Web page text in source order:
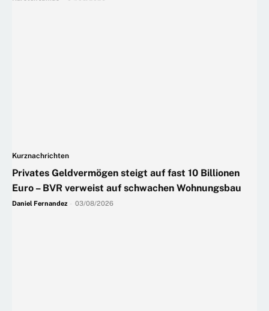
Kurznachrichten
Privates Geldvermögen steigt auf fast 10 Billionen
Euro – BVR verweist auf schwachen Wohnungsbau
Daniel Fernandez 03/08/2026